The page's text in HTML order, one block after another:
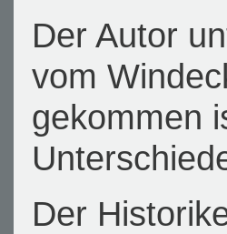
Der Autor
vom
gekommen
Der